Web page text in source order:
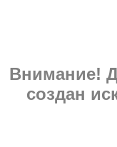
Внимание!
создан